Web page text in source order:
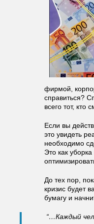
фирмой,
справиться?
всего тот, кто
Если вы
это увидеть
необходимо
Это как
До тех пор,
кризис будет
бумагу и
“…Каждый